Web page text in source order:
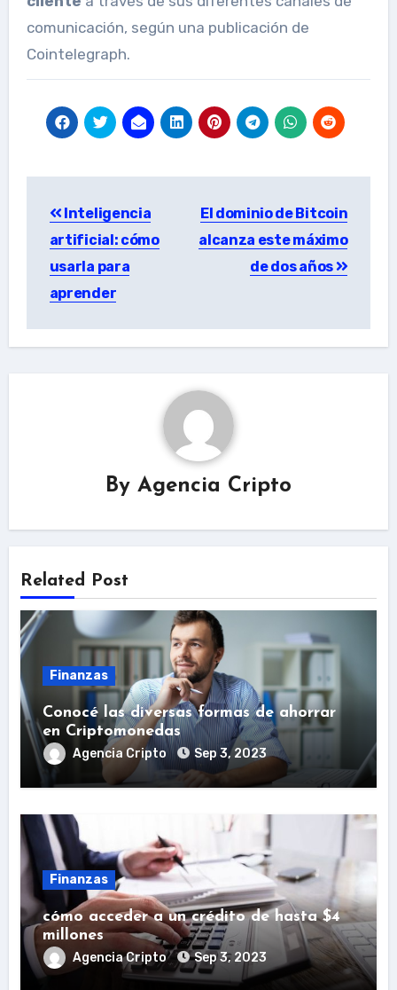
comunicación, según una publicación de
Cointelegraph.
navigation
Inteligencia
artificial: cómo
usarla para
aprender
El dominio de Bitcoin
alcanza este máximo
de dos años
By Agencia Cripto
Related Post
Finanzas
Conocé las diversas formas de ahorrar
en Criptomonedas
Agencia Cripto Sep 3, 2023
Finanzas
cómo acceder a un crédito de hasta $4
millones
Agencia Cripto Sep 3, 2023